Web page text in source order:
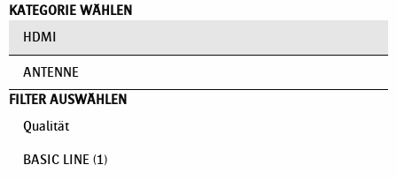
KATEGORIE WÄHLEN
HDMI
ANTENNE
FILTER AUSWÄHLEN
Qualität
BASIC LINE (1)